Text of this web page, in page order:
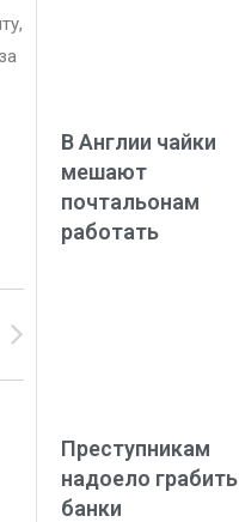
В Англии чайки
мешают
почтальонам
работать
Преступникам
надоело грабить
банки